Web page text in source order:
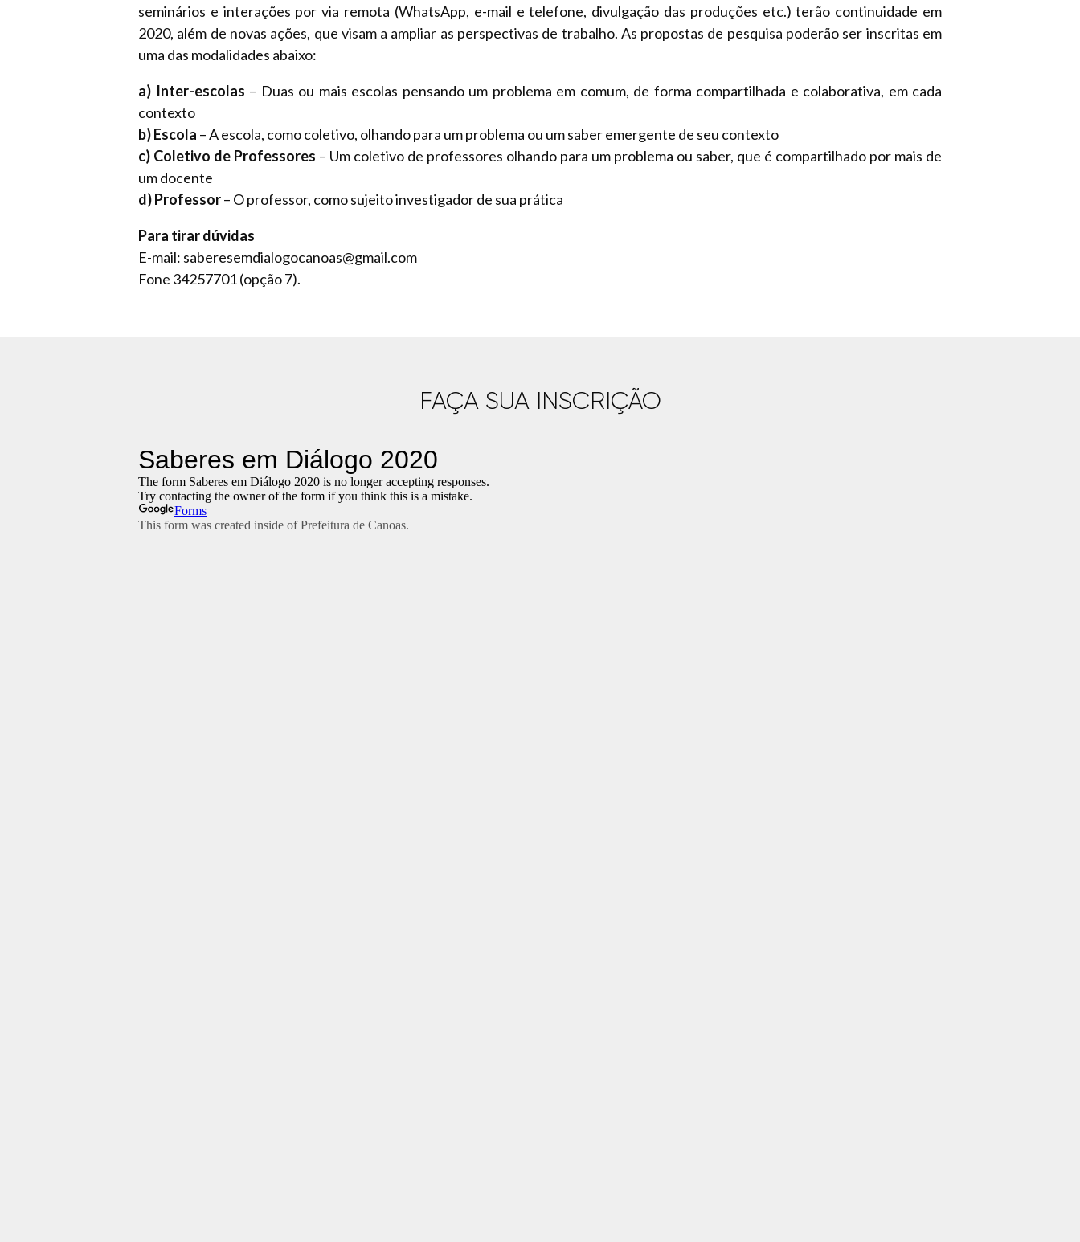
seminários e interações por via remota (WhatsApp, e-mail e telefone, divulgação das produções etc.) terão continuidade em
2020, além de novas ações, que visam a ampliar as perspectivas de trabalho. As propostas de pesquisa poderão ser inscritas em
uma das modalidades abaixo:
a) Inter-escolas – Duas ou mais escolas pensando um problema em comum, de forma compartilhada e colaborativa, em cada
contexto
b) Escola – A escola, como coletivo, olhando para um problema ou um saber emergente de seu contexto
c) Coletivo de Professores – Um coletivo de professores olhando para um problema ou saber, que é compartilhado por mais de
um docente
d) Professor– O professor, como sujeito investigador de sua prática
Para tirar dúvidas
E-mail: saberesemdialogocanoas@gmail.com
Fone 34257701 (opção 7).
FAÇA SUA INSCRIÇÃO